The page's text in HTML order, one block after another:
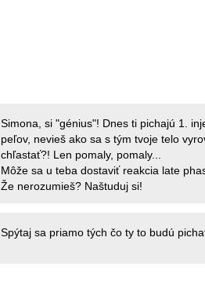
Simona, si "génius"! Dnes ti pichajú 1.
peľov, nevieš ako sa s tým tvoje telo
chľastať?! Len pomaly, pomaly...
Môže sa u teba dostaviť reakcia late
Že nerozumieš? Naštuduj si!
Spýtaj sa priamo tých čo ty to budú